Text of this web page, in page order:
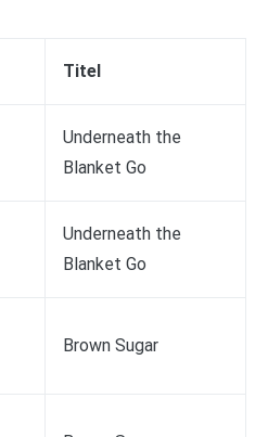
Titel
Underneath the
Blanket Go
Underneath the
Blanket Go
Brown Sugar